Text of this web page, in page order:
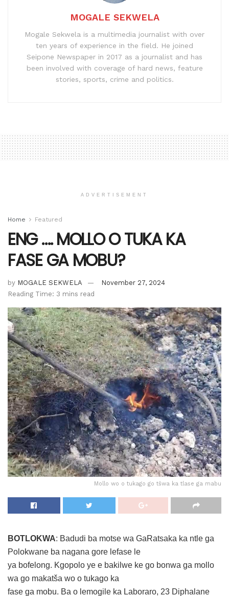
MOGALE SEKWELA
Mogale Sekwela is a multimedia journalist with over
ten years of experience in the field. He joined
Seipone Newspaper in 2017 as a journalist and has
been involved with coverage of hard news, feature
stories, sports, crime and politics.
ADVERTISEMENT
Home Featured
ENG …. MOLLO O TUKA KA
FASE GA MOBU?
by MOGALE SEKWELA
November 27, 2024
Reading Time: 3 mins read
Mollo wo o tukago go tšwa ka tlase ga mabu
BOTLOKWA: Badudi ba motse wa GaRatsaka ka ntle ga
Polokwane ba nagana gore lefase le
ya bofelong. Kgopolo ye e bakilwe ke go bonwa ga mollo
wa go makatša wo o tukago ka
fase ga mobu. Ba o lemogile ka Laboraro, 23 Diphalane